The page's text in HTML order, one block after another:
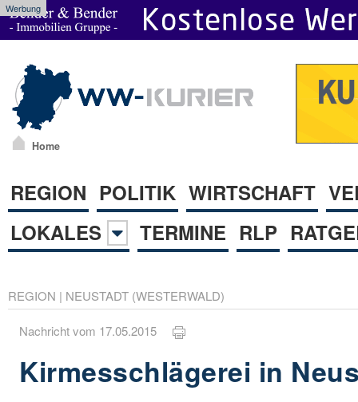
Werbung
Home
REGION POLITIK WIRTSCHAFT
LOKALES
TERMINE RLP
REGION | NEUSTADT (WESTERWALD)
Nachricht vom 17.05.2015
Kirmesschlägerei in